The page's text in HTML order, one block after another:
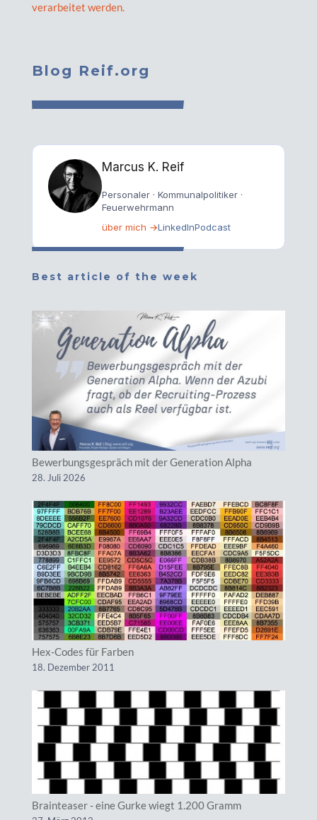
verarbeitet werden.
Blog Reif.org
Marcus K. Reif
Personaler · Kommunalpolitiker ·
Feuerwehrmann
über mich →LinkedInPodcast
Best article of the week
Bewerbungsgespräch mit der Generation Alpha
28. Juli 2026
Hex-Codes für Farben
18. Dezember 2011
Brainteaser - eine Gurke wiegt 1.200 Gramm